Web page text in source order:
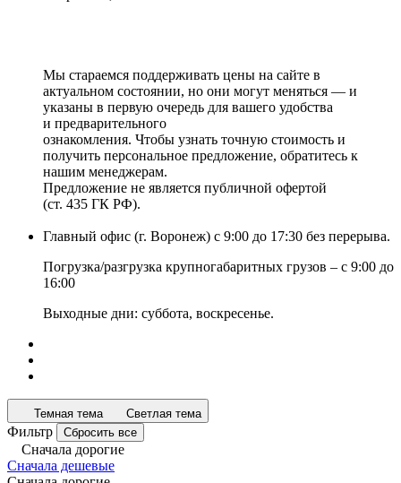
Мы стараемся поддерживать цены на сайте в
актуальном состоянии, но они могут меняться — и
указаны в первую очередь для вашего удобства
и предварительного
ознакомления. Чтобы узнать точную стоимость и
получить персональное предложение, обратитесь к
нашим менеджерам.
Предложение не является публичной офертой
(ст. 435 ГК РФ).
Главный офис (г. Воронеж) с 9:00 до 17:30 без перерыва.
Погрузка/разгрузка крупногабаритных грузов – с 9:00 до
16:00
Выходные дни: суббота, воскресенье.
Темная тема Светлая тема
Фильтр Сбросить все
Сначала дорогие
Сначала дешевые